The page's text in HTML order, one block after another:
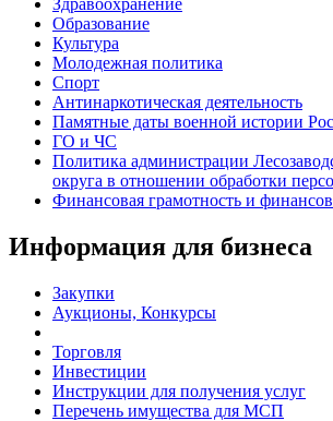
Здравоохранение
Образование
Культура
Молодежная политика
Спорт
Антинаркотическая деятельность
Памятные даты военной истории
ГО и ЧС
Политика администрации
округа в отношении обработки
Финансовая грамотность и
Информация для бизнеса
Закупки
Аукционы, Конкурсы
Торговля
Инвестиции
Инструкции для получения услуг
Перечень имущества для МСП